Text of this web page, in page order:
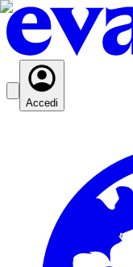
Accedi